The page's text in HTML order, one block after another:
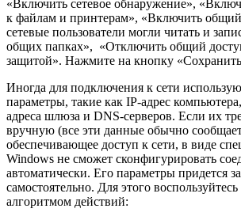
«Включить сетевое обнаружение»,
к файлам и принтерам», «Включить
сетевые пользователи могли читать и
общих папках», «Отключить общий
защитой». Нажмите на кнопку
Иногда для подключения к сети
параметры, такие как IP-адрес
адреса шлюза и DNS-серверов. Если их
вручную (все эти данные обычно
обеспечивающее доступ к сети, в виде
Windows не сможет сконфигурировать
автоматически. Его параметры придется
самостоятельно. Для этого
алгоритмом действий: